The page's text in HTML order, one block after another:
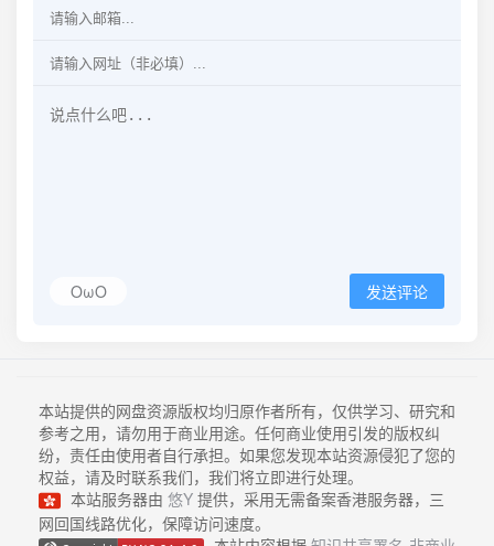
OωO 发送评论
本站提供的网盘资源版权均归原作者所有，仅供学习、研究和
参考之用，请勿用于商业用途。任何商业使用引发的版权纠
纷，责任由使用者自行承担。如果您发现本站资源侵犯了您的
权益，请及时联系我们，我们将立即进行处理。
本站服务器由 悠Y 提供，采用无需备案香港服务器，三
网回国线路优化，保障访问速度。